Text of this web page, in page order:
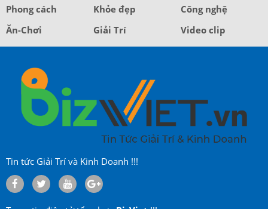
Phong cách
Khỏe đẹp
Công nghệ
Ăn-Chơi
Giải Trí Video clip
Tin tức Giải Trí và Kinh Doanh !!!